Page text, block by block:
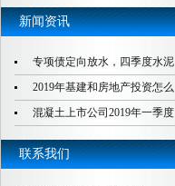
新闻资讯
专项债定向放水，四季度水泥
2019年基建和房地产投资怎么
混凝土上市公司2019年一季度
联系我们